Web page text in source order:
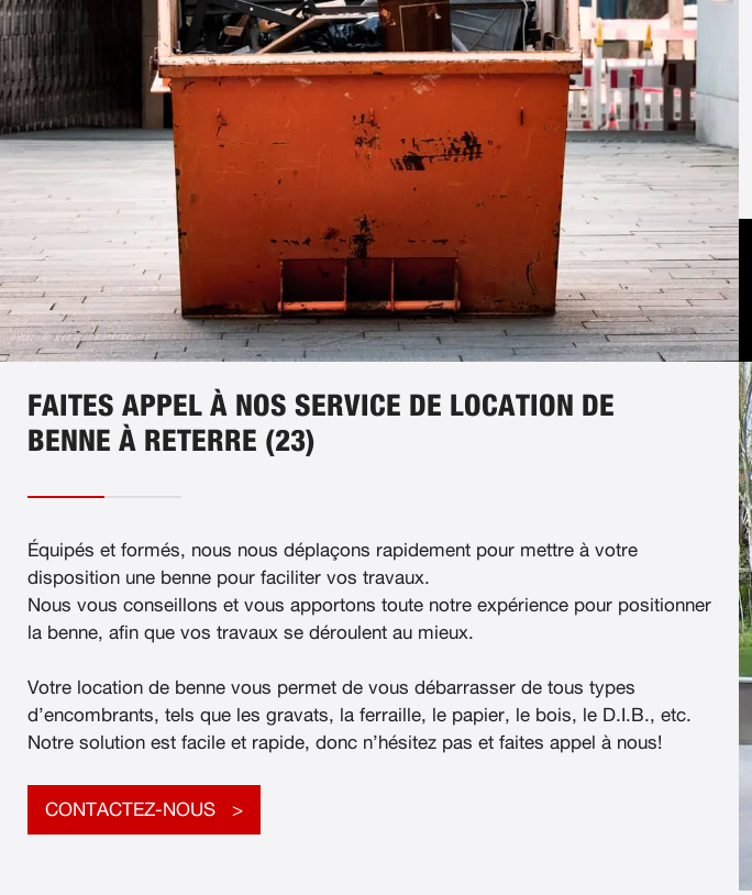
FAITES APPEL À NOS SERVICE DE LOCATION DE
BENNE À RETERRE (23)
Équipés et formés, nous nous déplaçons rapidement pour mettre à votre
disposition une benne pour faciliter vos travaux.
Nous vous conseillons et vous apportons toute notre expérience pour positionner
la benne, afin que vos travaux se déroulent au mieux.
Votre location de benne vous permet de vous débarrasser de tous types
d’encombrants, tels que les gravats, la ferraille, le papier, le bois, le D.I.B., etc.
Notre solution est facile et rapide, donc n’hésitez pas et faites appel à nous!
CONTACTEZ-NOUS